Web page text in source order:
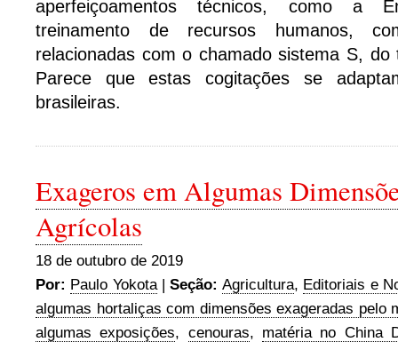
aperfeiçoamentos técnicos, como a
treinamento de recursos humanos,
relacionadas com o chamado sistema S, do
Parece que estas cogitações se
brasileiras.
Exageros em Algumas
Agrícolas
18 de outubro de 2019
Por: Paulo Yokota|Seção: Agricultura, Editoriais e
algumas hortaliças com dimensões exageradas pelo
algumas exposições, cenouras, matéria no China